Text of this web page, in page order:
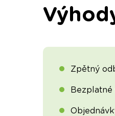
Zpětný
Bezplatné